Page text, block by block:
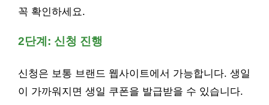
꼭 확인하세요.
2단계: 신청 진행
신청은 보통 브랜드 웹사이트에서 가능합니다. 생일
이 가까워지면 생일 쿠폰을 발급받을 수 있습니다.